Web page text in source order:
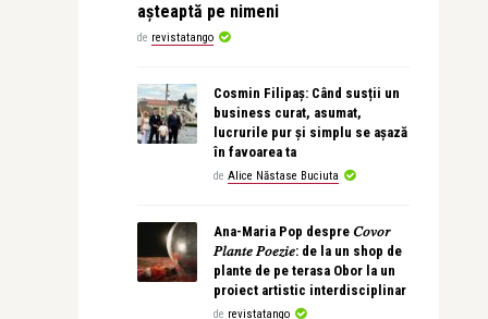
așteaptă pe nimeni
de revistatango
Cosmin Filipaș: Când susții un
business curat, asumat,
lucrurile pur și simplu se așază
în favoarea ta
de Alice Năstase Buciuta
Ana-Maria Pop despre 𝐶𝑜𝑣𝑜𝑟
𝑃𝑙𝑎𝑛𝑡𝑒 𝑃𝑜𝑒𝑧𝑖𝑒: de la un shop de
plante de pe terasa Obor la un
proiect artistic interdisciplinar
de revistatango